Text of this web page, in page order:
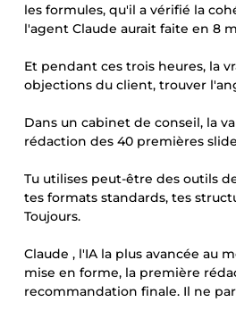
les formules, qu'il a vérifié la
l'agent Claude aurait faite en 8
Et pendant ces trois heures, la
objections du client, trouver
Dans un cabinet de conseil, la
rédaction des 40 premières
Tu utilises peut-être des outils
tes formats standards, tes
Toujours.
Claude , l'IA la plus avancée au
mise en forme, la première
recommandation finale. Il ne